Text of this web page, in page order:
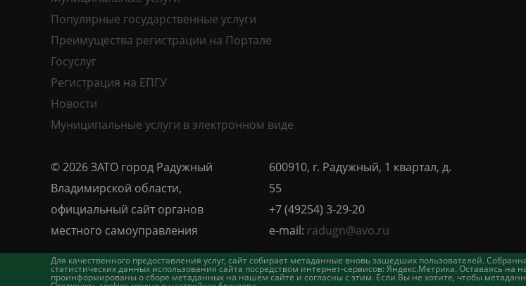
Для качественного предоставления услуг, сайт собирает метаданные вновь зашедших пользователей.
статистических данных использования сайта посредством интернет-сервисов: Яндекс.Метрика. Оставаясь на
проинформированы о сборе метаданных на нашем сайте и согласны с этим. Если Вы не хотите, чтобы
Популярные государственные услуги
Преимущества регистрации на Портале
Госуслуг
Регистрация на ЕПГУ
Новости
Муниципальные услуги в электронном виде
© 2026 ЗАТО город Радужный
Владимирской области,
официальный сайт органов
местного самоуправления
600910, г. Радужный, 1 квартал, д.
55
+7 (49254) 3-29-20
e-mail: radugn@avo.ru